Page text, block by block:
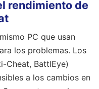
rendimiento de
PC que usan
los problemas. Los
Cheat, BattlEye)
a los cambios en